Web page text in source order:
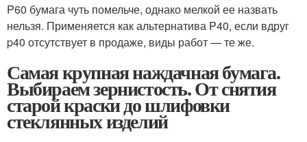
P60 бумага чуть помельче, однако мелкой ее назвать
нельзя. Применяется как альтернатива P40, если вдруг
p40 отсутствует в продаже, виды работ — те же.
Самая крупная наждачная бумага.
Выбираем зернистость. От снятия
старой краски до шлифовки
стеклянных изделий